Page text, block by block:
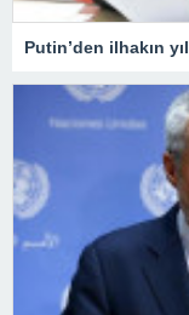
Putin’den ilhakın